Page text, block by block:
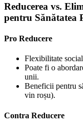
Reducerea vs.
pentru Sănătatea
Pro Reducere
Flexibilitate
Poate fi o
unii.
Beneficii pentru
vin roșu).
Contra Reducere